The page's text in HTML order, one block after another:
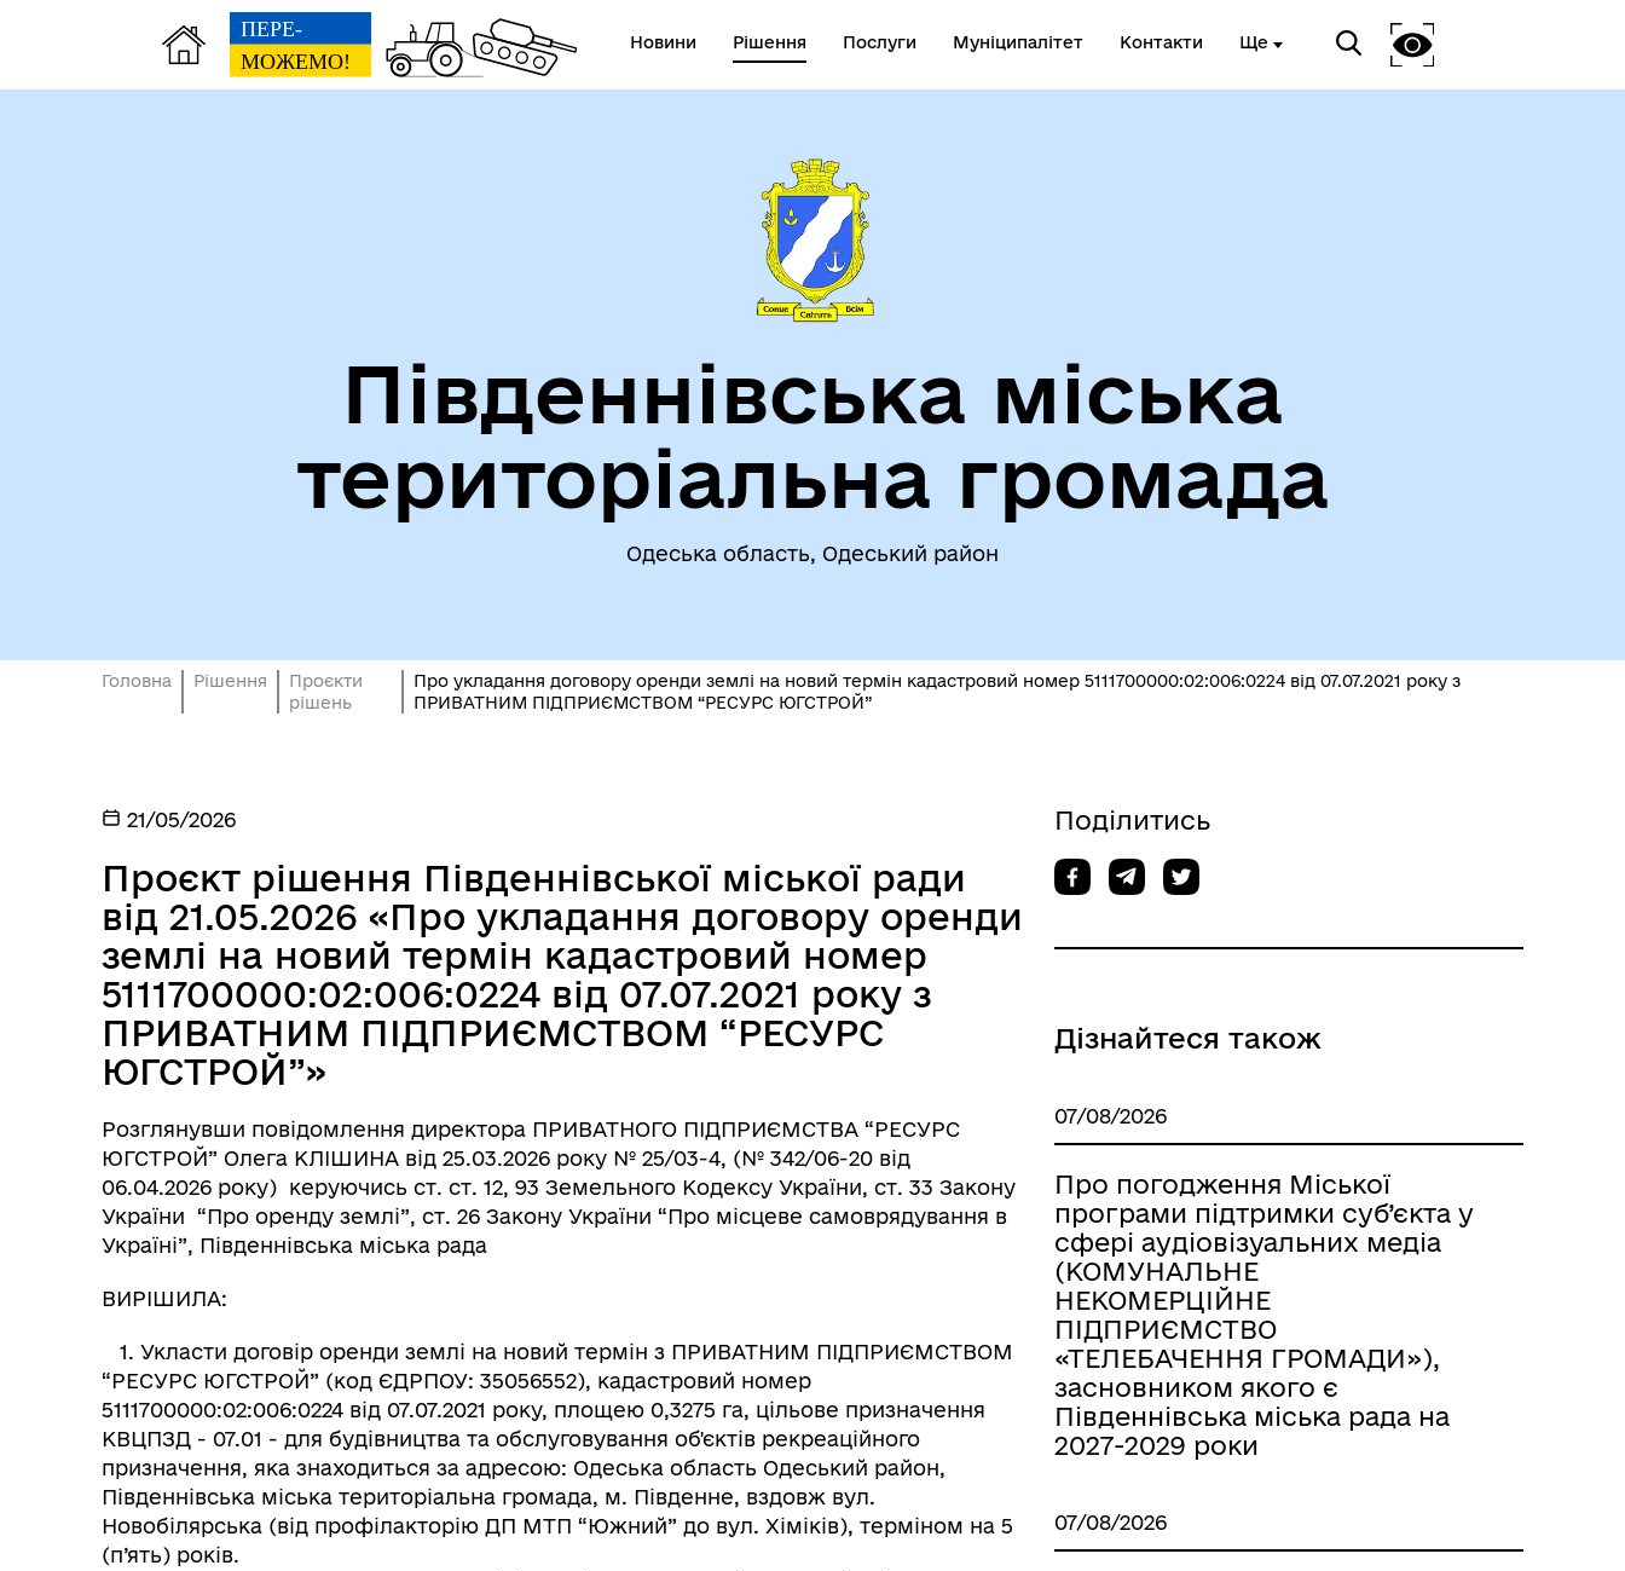
Новини Рішення Послуги Муніципалітет Контакти Ще
Виконавчий комітет
Депутати
Внутрішньо переміщеним
особам (ВПО)
Туризм
Фінанси Герої не вмирають
Південнівська міська
територіальна громада
Одеська область, Одеський район
Головна Рішення
Проєкти
рішень
Про укладання договору оренди землі на новий термін кадастровий номер 5111700000:02:006:0224 від 07.07.2021 року з
ПРИВАТНИМ ПІДПРИЄМСТВОМ “РЕСУРС ЮГСТРОЙ”
21/05/2026
Проєкт рішення Південнівської міської ради
від 21.05.2026 «Про укладання договору оренди
землі на новий термін кадастровий номер
5111700000:02:006:0224 від 07.07.2021 року з
ПРИВАТНИМ ПІДПРИЄМСТВОМ “РЕСУРС
ЮГСТРОЙ”»
Розглянувши повідомлення директора ПРИВАТНОГО ПІДПРИЄМСТВА “РЕСУРС
ЮГСТРОЙ” Олега КЛІШИНА від 25.03.2026 року № 25/03-4, (№ 342/06-20 від
06.04.2026 року) керуючись ст. ст. 12, 93 Земельного Кодексу України, ст. 33 Закону
України “Про оренду землі”, ст. 26 Закону України “Про місцеве самоврядування в
Україні”, Південнівська міська рада
ВИРІШИЛА:
1. Укласти договір оренди землі на новий термін з ПРИВАТНИМ ПІДПРИЄМСТВОМ
“РЕСУРС ЮГСТРОЙ” (код ЄДРПОУ: 35056552), кадастровий номер
5111700000:02:006:0224 від 07.07.2021 року, площею 0,3275 га, цільове призначення
КВЦПЗД - 07.01 - для будівництва та обслуговування об'єктів рекреаційного
призначення, яка знаходиться за адресою: Одеська область Одеський район,
Південнівська міська територіальна громада, м. Південне, вздовж вул.
Новобілярська (від профілакторію ДП МТП “Южний” до вул. Хіміків), терміном на 5
(п’ять) років.
Поділитись
Дізнайтеся також
07/08/2026
Про погодження Міської
програми підтримки суб’єкта у
сфері аудіовізуальних медіа
(КОМУНАЛЬНЕ
НЕКОМЕРЦІЙНЕ
ПІДПРИЄМСТВО
«ТЕЛЕБАЧЕННЯ ГРОМАДИ»),
засновником якого є
Південнівська міська рада на
2027-2029 роки
07/08/2026